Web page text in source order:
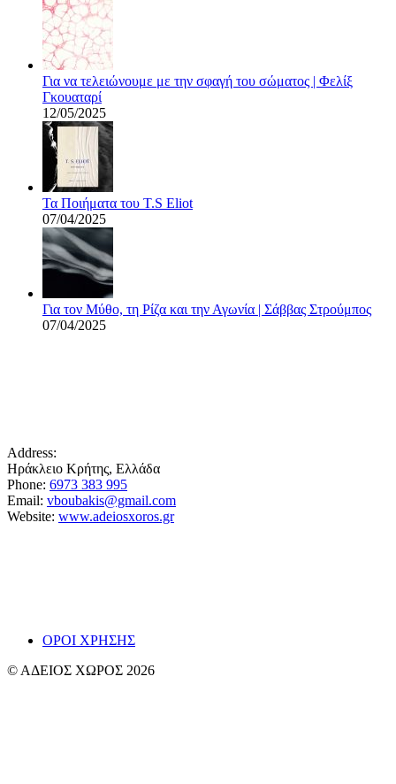
Για να τελειώνουμε με την σφαγή του σώματος | Φελίξ
Γκουαταρί
12/05/2025
Τα Ποιήματα του T.S Eliot
07/04/2025
Για τον Μύθο, τη Ρίζα και την Αγωνία | Σάββας Στρούμπος
07/04/2025
Address:
Ηράκλειο Κρήτης, Ελλάδα
Phone: 6973 383 995
Email: vboubakis@gmail.com
Website: www.adeiosxoros.gr
ΟΡΟΙ ΧΡΗΣΗΣ
© ΑΔΕΙΟΣ ΧΩΡΟΣ 2026